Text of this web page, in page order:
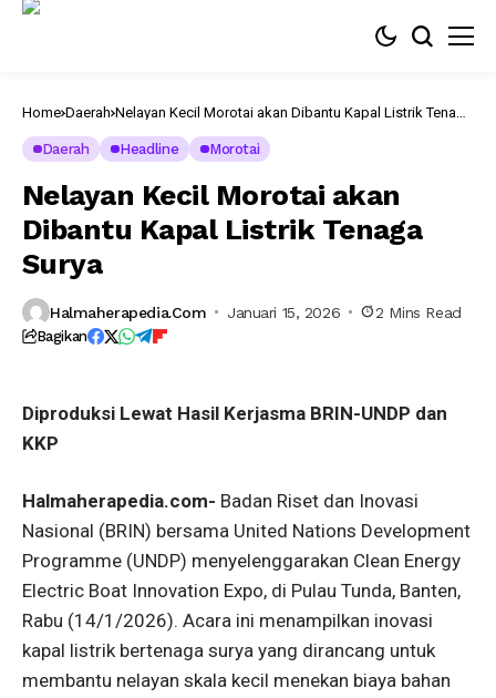
Home Daerah Nelayan Kecil Morotai akan Dibantu Kapal Listrik Tenaga
Daerah
Headline Morotai
Nelayan Kecil Morotai akan
Dibantu Kapal Listrik Tenaga
Surya
Halmaherapedia.com Januari 15, 2026 2 Mins Read
Bagikan
kapal
ikan
surya
oleh
BRIN
yang
bekerjasama
dengan
dan
KKP,
foto
Diproduksi Lewat Hasil Kerjasma BRIN-UNDP dan
KKP
Halmaherapedia.com- Badan Riset dan Inovasi
Nasional (BRIN) bersama United Nations Development
Programme (UNDP) menyelenggarakan Clean Energy
Electric Boat Innovation Expo, di Pulau Tunda, Banten,
Rabu (14/1/2026). Acara ini menampilkan inovasi
kapal listrik bertenaga surya yang dirancang untuk
membantu nelayan skala kecil menekan biaya bahan